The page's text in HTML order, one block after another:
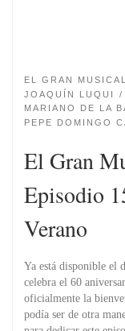
EL GRAN MUSICAL
JOAQUÍN LUQUI
MARIANO DE LA
PEPE DOMINGO
El Gran
Episodio
Verano
Ya está disponible el
celebra el 60
oficialmente la
podía ser de otra